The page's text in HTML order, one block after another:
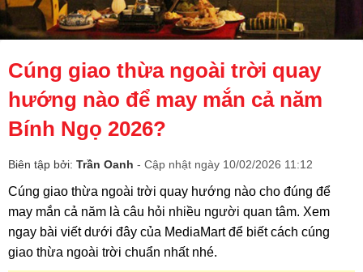
Cúng giao thừa ngoài trời quay
hướng nào để may mắn cả năm
Bính Ngọ 2026?
Biên tập bởi: Trần Oanh - Cập nhật ngày 10/02/2026 11:12
Cúng giao thừa ngoài trời quay hướng nào cho đúng để
may mắn cả năm là câu hỏi nhiều người quan tâm. Xem
ngay bài viết dưới đây của MediaMart để biết cách cúng
giao thừa ngoài trời chuẩn nhất nhé.